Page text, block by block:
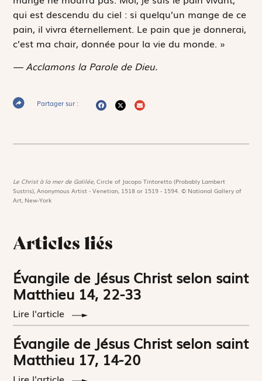
qui est descendu du ciel : si quelqu’un mange de ce
pain, il vivra éternellement. Le pain que je donnerai,
c’est ma chair, donnée pour la vie du monde. »
— Acclamons la Parole de Dieu.
Partager sur :
Le Christ à la mer de Galilée,Circle of Jacopo Tintoretto (Probably Lambert
Sustris), Anonymous Artist - Venetian, 1518 or 1519 - 1594. © National Gallery of
Art, New-York
Articles liés
Évangile de Jésus Christ selon saint
Matthieu 14, 22-33
Lire l'article
Évangile de Jésus Christ selon saint
Matthieu 17, 14-20